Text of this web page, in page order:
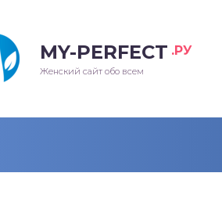
MY-PERFECT .РУ
Женский сайт обо всем